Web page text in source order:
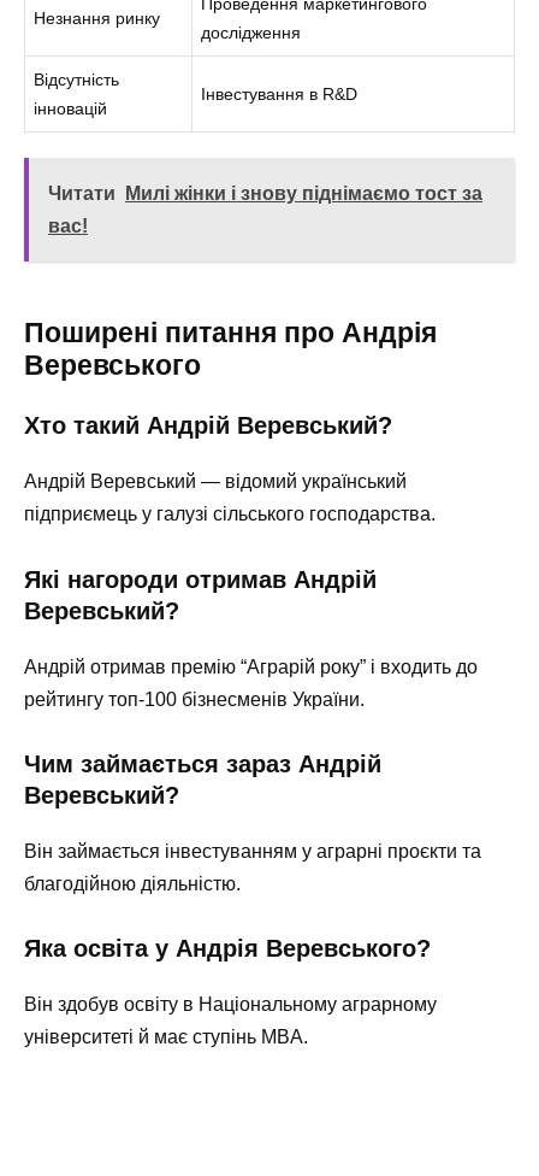
Незнання ринку
дослідження
Відсутність
інновацій
Інвестування в R&D
Читати
Милі жінки і знову піднімаємо тост за
вас!
Поширені питання про Андрія
Веревського
Хто такий Андрій Веревський?
Андрій Веревський — відомий український
підприємець у галузі сільського господарства.
Які нагороди отримав Андрій
Веревський?
Андрій отримав премію “Аграрій року” і входить до
рейтингу топ-100 бізнесменів України.
Чим займається зараз Андрій
Веревський?
Він займається інвестуванням у аграрні проєкти та
благодійною діяльністю.
Яка освіта у Андрія Веревського?
Він здобув освіту в Національному аграрному
університеті й має ступінь MBA.